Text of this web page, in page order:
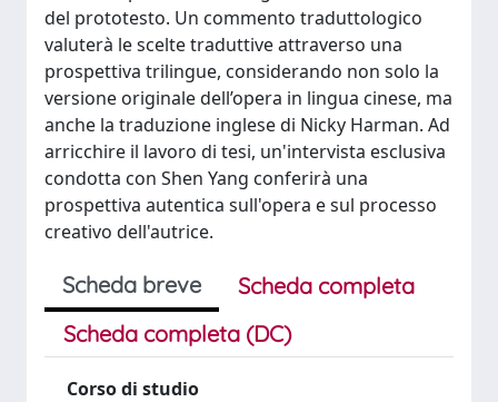
del prototesto. Un commento traduttologico
valuterà le scelte traduttive attraverso una
prospettiva trilingue, considerando non solo la
versione originale dell’opera in lingua cinese, ma
anche la traduzione inglese di Nicky Harman. Ad
arricchire il lavoro di tesi, un'intervista esclusiva
condotta con Shen Yang conferirà una
prospettiva autentica sull'opera e sul processo
creativo dell'autrice.
Scheda breve
Scheda completa
Scheda completa (DC)
Corso di studio